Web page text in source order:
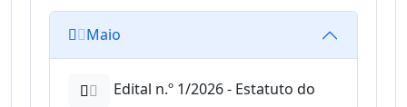
Maio
Edital n.º 1/2026 - Estatuto do